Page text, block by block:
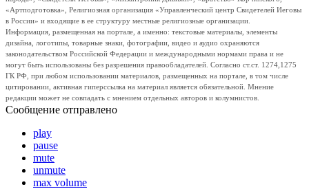
«Артподготовка», Религиозная организация «Управленческий центр Свидетелей Иеговы
в России» и входящие в ее структуру местные религиозные организации.
Информация, размещенная на портале, а именно: текстовые материалы, элементы
дизайна, логотипы, товарные знаки, фотографии, видео и аудио охраняются
законодательством Российской Федерации и международными нормами права и не
могут быть использованы без разрешения правообладателей. Согласно ст.ст. 1274,1275
ГК РФ, при любом использовании материалов, размещенных на портале, в том числе
цитировании, активная гиперссылка на материал является обязательной. Мнение
редакции может не совпадать с мнением отдельных авторов и колумнистов.
Сообщение отправлено
play
pause
mute
unmute
max volume